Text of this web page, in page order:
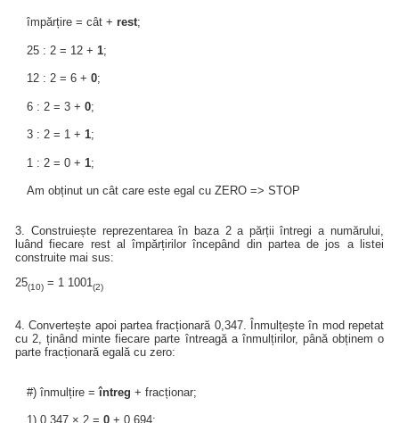
împărțire = cât + rest;
25 : 2 = 12 + 1;
12 : 2 = 6 + 0;
6 : 2 = 3 + 0;
3 : 2 = 1 + 1;
1 : 2 = 0 + 1;
Am obținut un cât care este egal cu ZERO => STOP
3. Construiește reprezentarea în baza 2 a părții întregi a numărului,
luând fiecare rest al împărțirilor începând din partea de jos a listei
construite mai sus:
25(10) = 1 1001 (2)
4. Convertește apoi partea fracționară 0,347. Înmulțește în mod repetat
cu 2, ținând minte fiecare parte întreagă a înmulțirilor, până obținem o
parte fracționară egală cu zero:
#) înmulțire =întreg + fracționar;
1) 0,347 × 2 = 0 + 0,694;